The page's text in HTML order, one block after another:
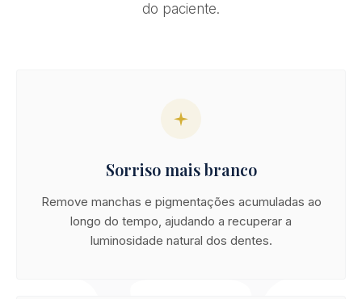
do paciente.
Sorriso mais branco
Remove manchas e pigmentações acumuladas ao
longo do tempo, ajudando a recuperar a
luminosidade natural dos dentes.